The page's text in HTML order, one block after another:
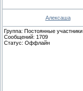
Алексаша
Группа: Постоянные участники
Сообщений: 1709
Статус: Оффлайн